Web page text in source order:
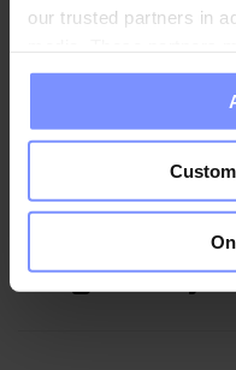
our trusted partners in
information you have
collected when you use
Parámetros
Fabricante
Preguntas y